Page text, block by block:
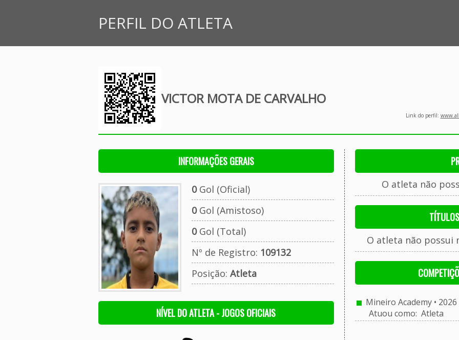
PERFIL DO ATLETA
VICTOR MOTA DE CARVALHO
Link do perfil:
INFORMAÇÕES GERAIS
0Gol (Oficial)
0Gol (Amistoso)
0Gol (Total)
Nº de Registro: 109132
Posição: Atleta
NÍVEL DO ATLETA - JOGOS OFICIAIS
O atleta não
O atleta não possui
Mineiro Academy • 2026
Atuou como: Atleta